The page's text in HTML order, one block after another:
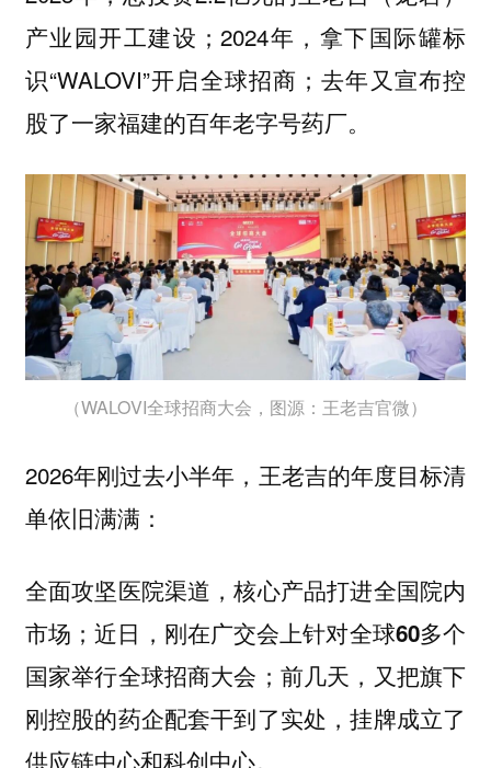
产业园开工建设；2024年，拿下国际罐标
识“WALOVI”开启全球招商；去年又宣布控
股了一家福建的百年老字号药厂。
（WALOVI全球招商大会，图源：王老吉官微）
2026年刚过去小半年，王老吉的年度目标清
单依旧满满：
全面攻坚医院渠道，核心产品打进全国院内
市场；近日，刚在广交会上针对全球60多个
国家举行全球招商大会；前几天，又把旗下
刚控股的药企配套干到了实处，挂牌成立了
供应链中心和科创中心。